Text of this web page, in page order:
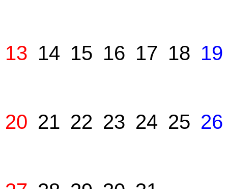
13 14 15 16 17 18 19
20 21 22 23 24 25 26